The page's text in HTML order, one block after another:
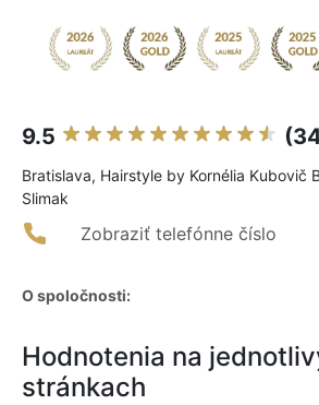
9.5
Bratislava, Hairstyle by Kornélia Kubovič
Slimak
Zobraziť telefónne číslo
O spoločnosti:
Hodnotenia na
stránkach